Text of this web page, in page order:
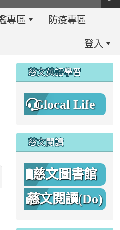
專區
防疫專區
登入
\
慈文英語學習
Glocal Life
慈文閱讀
慈文圖書館
慈文閱讀(Do)